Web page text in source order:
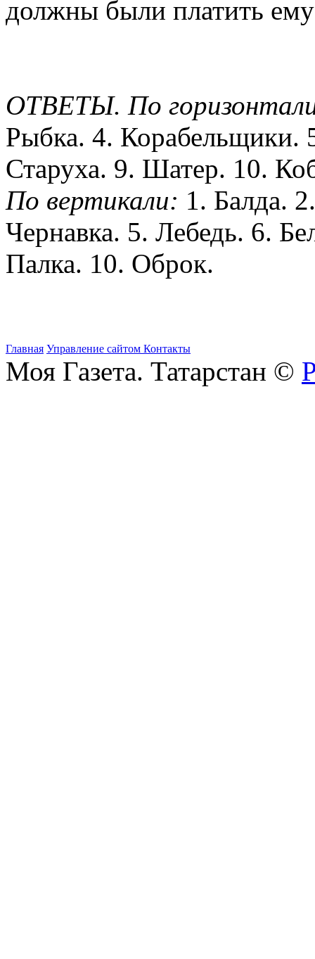
должны были платить
ОТВЕТЫ. По
Рыбка. 4. Корабельщики.
Старуха. 9. Шатер. 10.
По вертикали: 1. Балда.
Чернавка. 5. Лебедь. 6.
Палка. 10. Оброк.
Главная Управление сайтом Контакты
Моя Газета. Татарстан ©